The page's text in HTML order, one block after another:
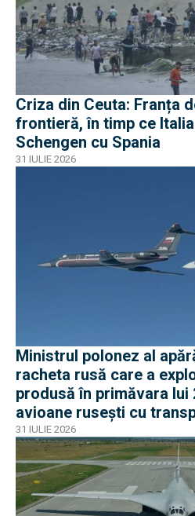
Criza din Ceuta: Franța
frontieră, în timp ce
Schengen cu Spania
31 IULIE 2026
Ministrul polonez al
racheta rusă care a
produsă în primăvara lui
avioane rusești cu
apropiat de frontiera
31 IULIE 2026